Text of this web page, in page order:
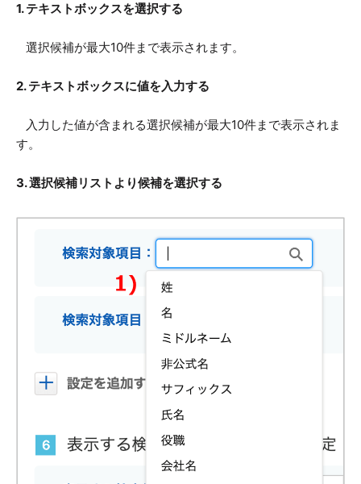
1. テキストボックスを選択する
選択候補が最大10件まで表示されます。
2. テキストボックスに値を入力する
入力した値が含まれる選択候補が最大10件まで表示されま
す。
3. 選択候補リストより候補を選択する